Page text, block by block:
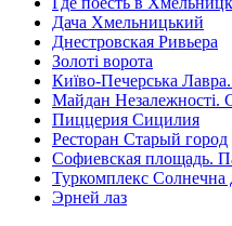
Дача Хмельницький
Днестровская Ривьера
Золоті ворота
Київо-Печерська
Майдан Незалежності.
Пиццерия Сицилия
Ресторан Старый город
Софиевская площадь.
Туркомплекс Солнечна
Эрней лаз